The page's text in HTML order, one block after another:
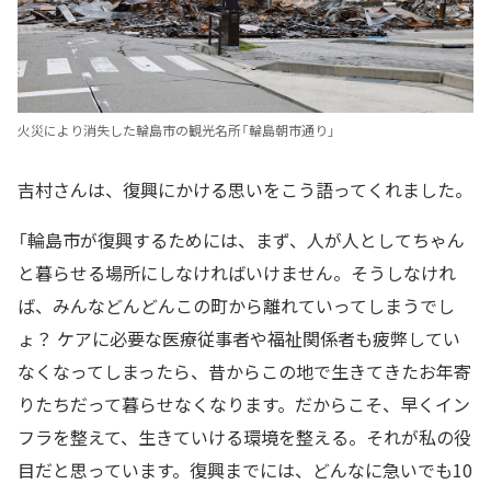
火災により消失した輪島市の観光名所「輪島朝市通り」
吉村さんは、復興にかける思いをこう語ってくれました。
「輪島市が復興するためには、まず、人が人としてちゃん
と暮らせる場所にしなければいけません。そうしなけれ
ば、みんなどんどんこの町から離れていってしまうでし
ょ？ ケアに必要な医療従事者や福祉関係者も疲弊してい
なくなってしまったら、昔からこの地で生きてきたお年寄
りたちだって暮らせなくなります。だからこそ、早くイン
フラを整えて、生きていける環境を整える。それが私の役
目だと思っています。復興までには、どんなに急いでも10